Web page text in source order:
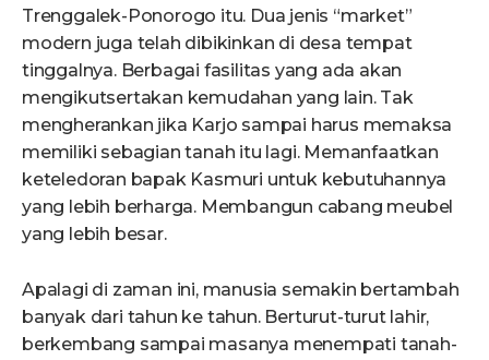
Trenggalek-Ponorogo itu. Dua jenis “market”
modern juga telah dibikinkan di desa tempat
tinggalnya. Berbagai fasilitas yang ada akan
mengikutsertakan kemudahan yang lain. Tak
mengherankan jika Karjo sampai harus memaksa
memiliki sebagian tanah itu lagi. Memanfaatkan
keteledoran bapak Kasmuri untuk kebutuhannya
yang lebih berharga. Membangun cabang meubel
yang lebih besar.
Apalagi di zaman ini, manusia semakin bertambah
banyak dari tahun ke tahun. Berturut-turut lahir,
berkembang sampai masanya menempati tanah-